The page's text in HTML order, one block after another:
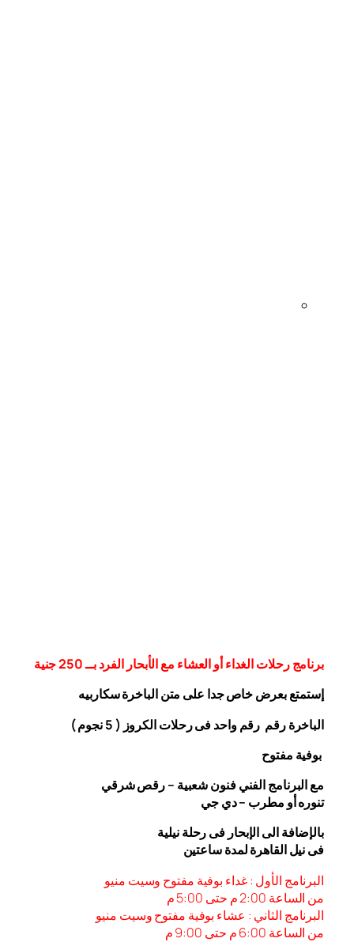
برنامج رحلات الغداء أو العشاء مع الأبحار الفرد بــ 250 جنية
إستمتع بعرض خاص جدا على متن الباخرةسكاربيه
الباخرة رقم رقم واحد فى رحلات الكروز ( 5 نجوم )
بوفية مفتوح
مع البرنامج الفني فنون شعبية – رقص شرقي
تنوره أو مطرب – دي جي
بالإضافة الى الإبحار فى رحلة نيلية
فى نيل القاهرة لمدة ساعتين
البرنامج الأول : غداء بوفية مفتوح وسيت منيو
من الساعة 2:00 م حتى 5:00 م
البرنامج الثاني : عشاء بوفية مفتوح وسيت منيو
من الساعة 6:00 م حتى 9:00 م